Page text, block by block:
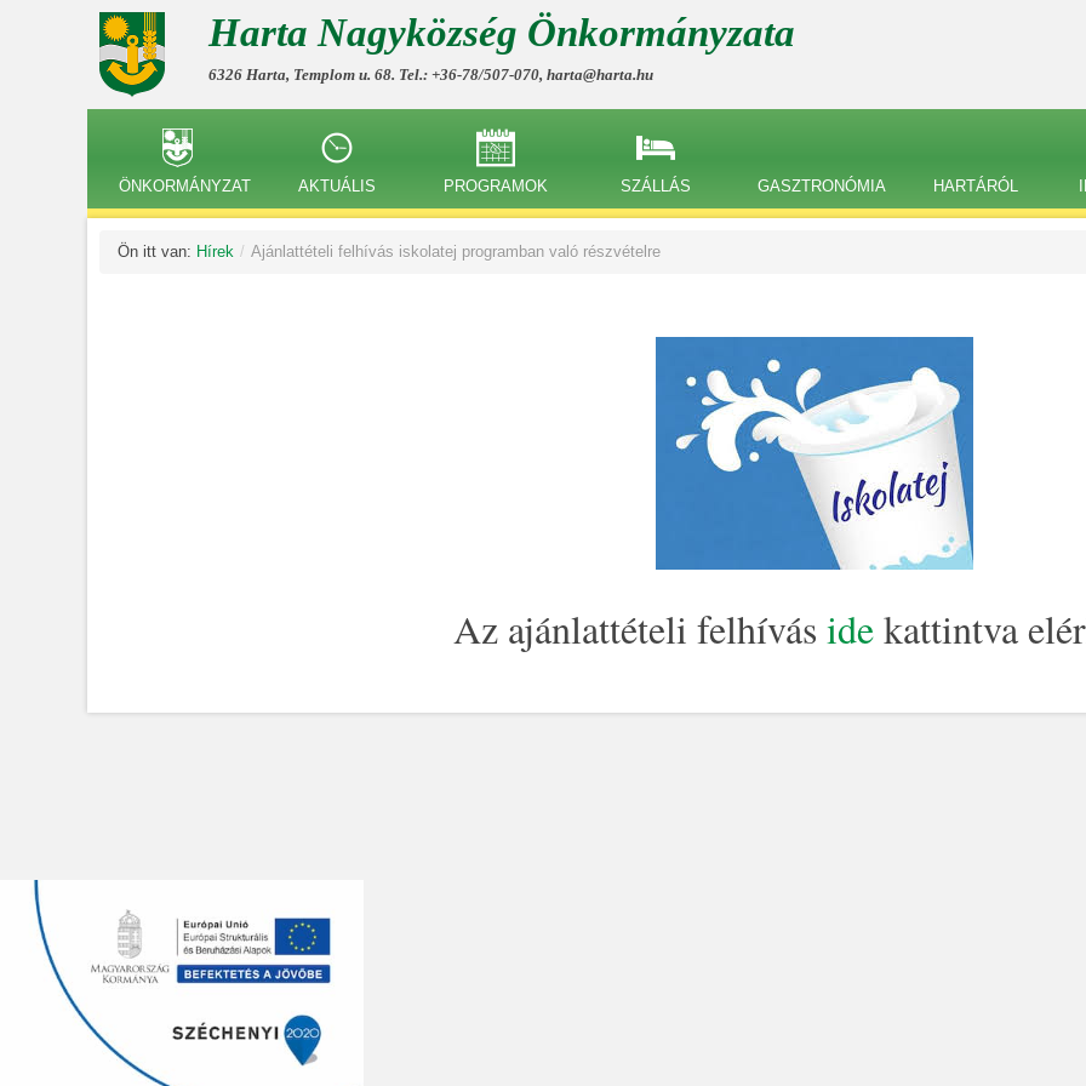
Harta Nagyközség Önkormányzata
6326 Harta, Templom u. 68. Tel.: +36-78/507-070, harta@harta.hu
ÖNKORMÁNYZAT AKTUÁLIS PROGRAMOK SZÁLLÁS GASZTRONÓMIA HARTÁRÓL
Ön itt van: Hírek / Ajánlattételi felhívás iskolatej programban való részvételre
Az ajánlattételi felhívás idekattintva